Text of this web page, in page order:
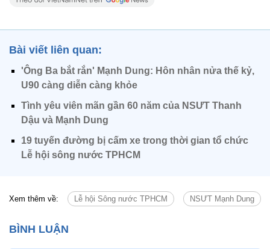
Bài viết liên quan:
'Ông Ba bắt rắn' Mạnh Dung: Hôn nhân nửa thế kỷ,
U90 càng diễn càng khỏe
Tình yêu viên mãn gần 60 năm của NSƯT Thanh
Dậu và Mạnh Dung
19 tuyến đường bị cấm xe trong thời gian tổ chức
Lễ hội sông nước TPHCM
Xem thêm về: Lễ hội Sông nước TPHCM NSƯT Mạnh Dung